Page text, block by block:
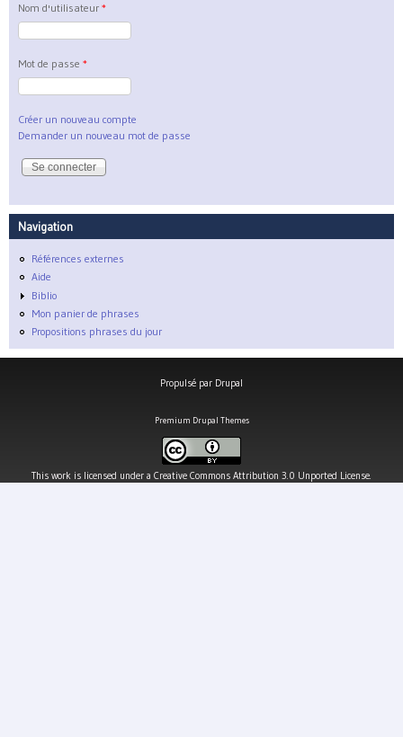
Nom d'utilisateur *
Mot de passe *
Créer un nouveau compte
Demander un nouveau mot de passe
Navigation
Références externes
Aide
Biblio
Mon panier de phrases
Propositions phrases du jour
Propulsé par Drupal
Premium Drupal Themes
This work is licensed under a Creative Commons Attribution 3.0 Unported License.